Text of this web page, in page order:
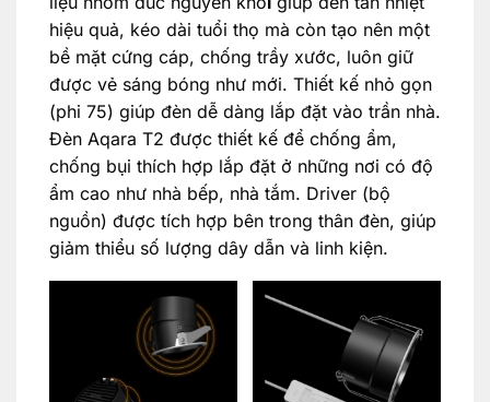
hiệu quả, kéo dài tuổi thọ mà còn tạo nên một
bề mặt cứng cáp, chống trầy xước, luôn giữ
được vẻ sáng bóng như mới. Thiết kế nhỏ gọn
(phi 75) giúp đèn dễ dàng lắp đặt vào trần nhà.
Đèn Aqara T2 được thiết kế để chống ẩm,
chống bụi thích hợp lắp đặt ở những nơi có độ
ẩm cao như nhà bếp, nhà tắm. Driver (bộ
nguồn) được tích hợp bên trong thân đèn, giúp
giảm thiểu số lượng dây dẫn và linh kiện.